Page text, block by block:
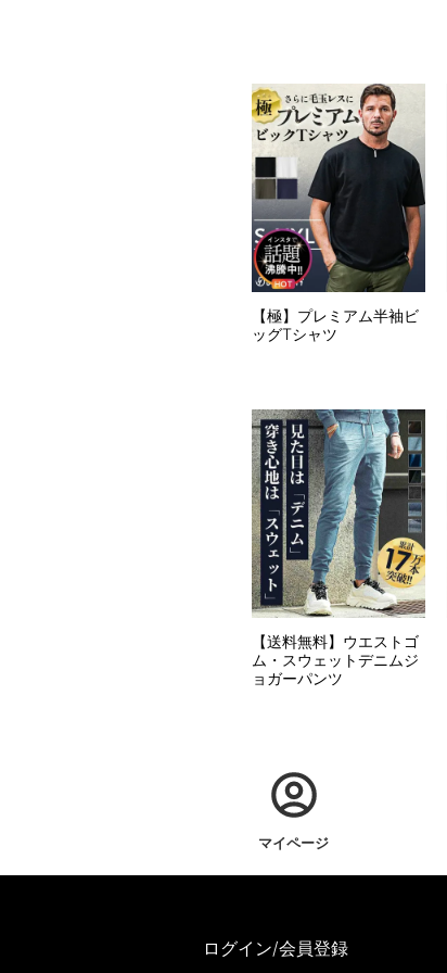
【極】プレミアム半袖ビ
ッグTシャツ
【送料無料】ウエストゴ
ム・スウェットデニムジ
ョガーパンツ
マイページ
ログイン/会員登録